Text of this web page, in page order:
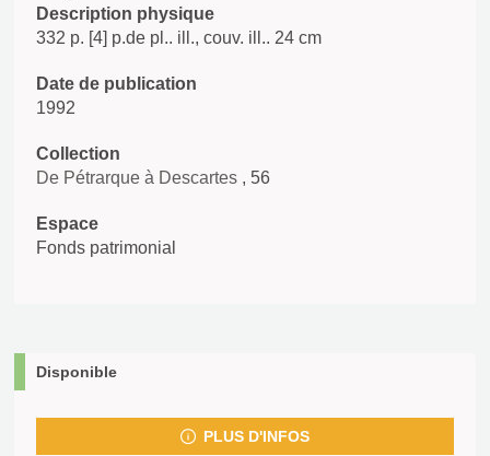
Description physique
332 p. [4] p.de pl.. ill., couv. ill.. 24 cm
Date de publication
1992
Collection
De Pétrarque à Descartes , 56
Espace
Fonds patrimonial
Disponible
PLUS D'INFOS